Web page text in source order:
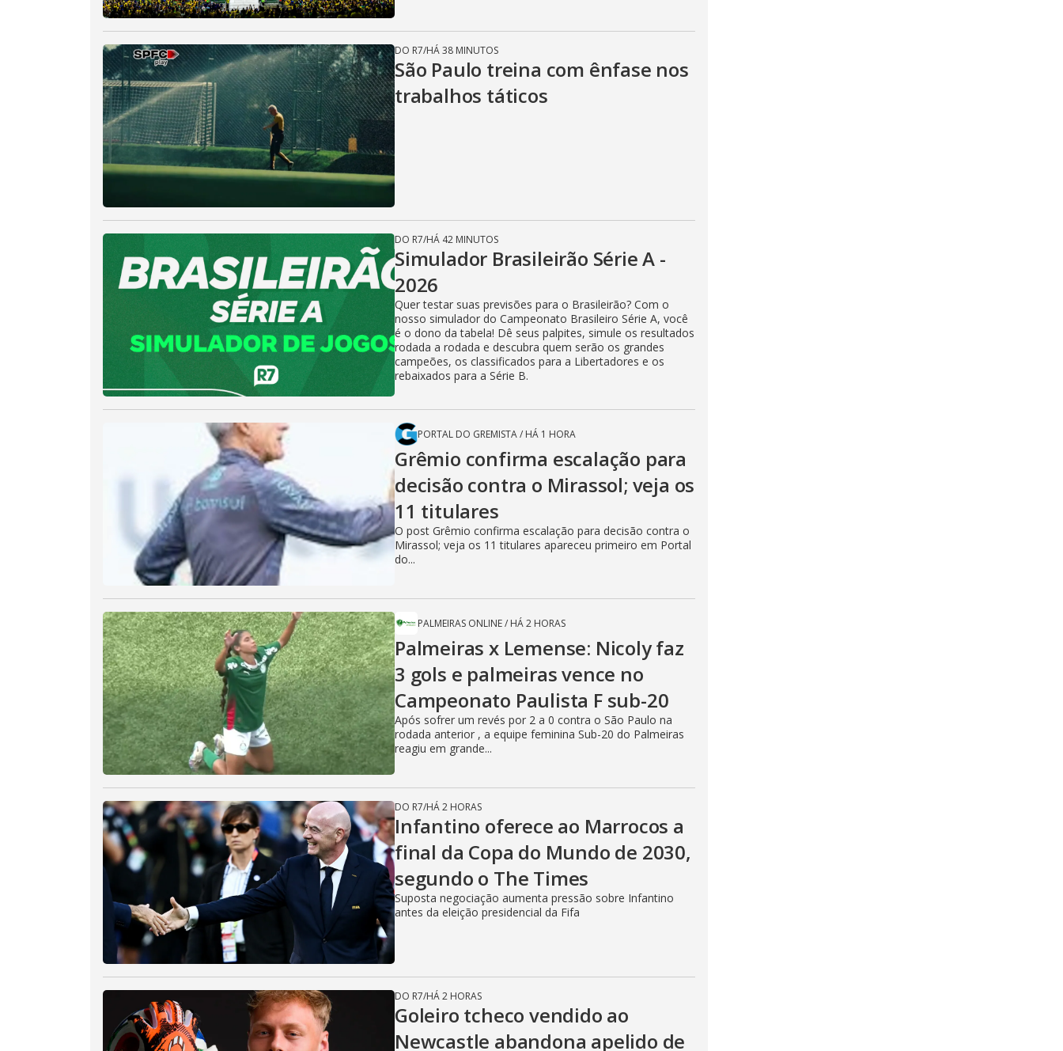
DO R7/HÁ 38 MINUTOS
São Paulo treina com ênfase nos
trabalhos táticos
DO R7/HÁ 42 MINUTOS
Simulador Brasileirão Série A -
2026
Quer testar suas previsões para o Brasileirão? Com o
nosso simulador do Campeonato Brasileiro Série A, você
é o dono da tabela! Dê seus palpites, simule os resultados
rodada a rodada e descubra quem serão os grandes
campeões, os classificados para a Libertadores e os
rebaixados para a Série B.
PORTAL DO GREMISTA/ HÁ 1 HORA
Grêmio confirma escalação para
decisão contra o Mirassol; veja os
11 titulares
O post Grêmio confirma escalação para decisão contra o
Mirassol; veja os 11 titulares apareceu primeiro em Portal
do...
PALMEIRAS ONLINE/ HÁ 2 HORAS
Palmeiras x Lemense: Nicoly faz
3 gols e palmeiras vence no
Campeonato Paulista F sub-20
Após sofrer um revés por 2 a 0 contra o São Paulo na
rodada anterior , a equipe feminina Sub-20 do Palmeiras
reagiu em grande...
DO R7/HÁ 2 HORAS
Infantino oferece ao Marrocos a
final da Copa do Mundo de 2030,
segundo o The Times
Suposta negociação aumenta pressão sobre Infantino
antes da eleição presidencial da Fifa
DO R7/HÁ 2 HORAS
Goleiro tcheco vendido ao
Newcastle abandona apelido de